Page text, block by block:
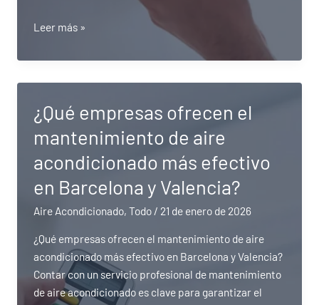
¿Cuáles
las
populares
para
mantenimiento
de
en
Valencia?
Leer más »
¿Qué empresas ofrecen el
mantenimiento de aire
acondicionado más efectivo
en Barcelona y Valencia?
Aire Acondicionado,Todo / 21 de enero de 2026
¿Qué empresas ofrecen el mantenimiento de aire
acondicionado más efectivo en Barcelona y Valencia?
Contar con un servicio profesional de mantenimiento
de aire acondicionado es clave para garantizar el